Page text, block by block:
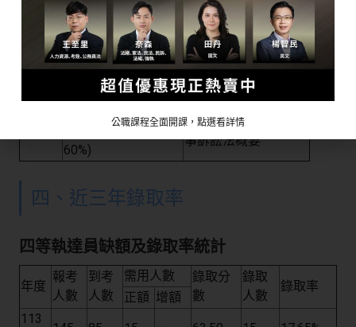
考試類
普通科目 專業科目
等執達
◎國文(作文80%、測
驗20%)
※法學知識與英文(中
學緒論20%、英文
60%)
◎3.民法概要
※4.行政法概要
5.強制執行法概要
6.民事訴訟法概要與刑
事訴訟法概要
四、近三年錄取率
四等執達員缺額及錄取率統計
年度
報考
人數
到考
人數
需用人數
錄取分
數
錄取
人數
錄取率
正額 增額
113
公職課程全面開課，點選看詳情